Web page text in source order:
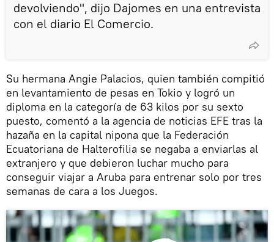
devolviendo", dijo Dajomes en una entrevista
con el diario El Comercio.
Su hermana Angie Palacios, quien también compitió
en levantamiento de pesas en Tokio y logró un
diploma en la categoría de 63 kilos por su sexto
puesto, comentó a la agencia de noticias EFE tras la
hazaña en la capital nipona que la Federación
Ecuatoriana de Halterofilia se negaba a enviarlas al
extranjero y que debieron luchar mucho para
conseguir viajar a Aruba para entrenar solo por tres
semanas de cara a los Juegos.